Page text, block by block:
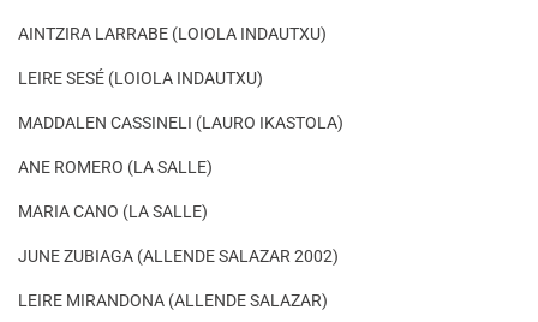
AINTZIRA LARRABE (LOIOLA INDAUTXU)
LEIRE SESÉ (LOIOLA INDAUTXU)
MADDALEN CASSINELI (LAURO IKASTOLA)
ANE ROMERO (LA SALLE)
MARIA CANO (LA SALLE)
JUNE ZUBIAGA (ALLENDE SALAZAR 2002)
LEIRE MIRANDONA (ALLENDE SALAZAR)